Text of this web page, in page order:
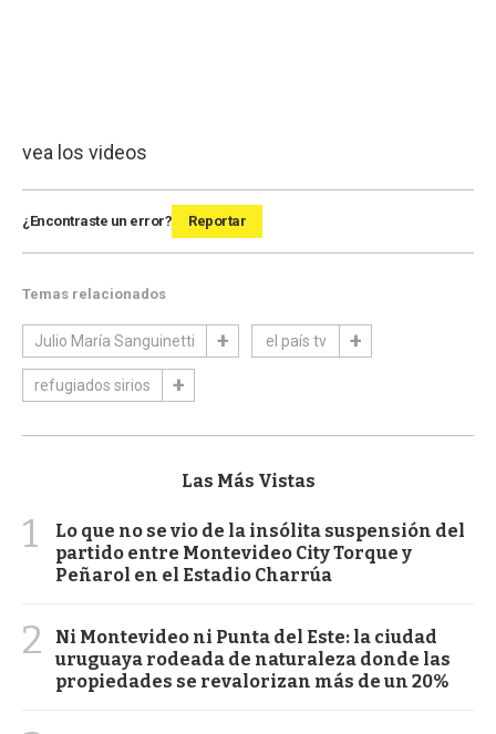
vea los videos
¿Encontraste un error? Reportar
Temas relacionados
Julio María Sanguinetti el país tv
refugiados sirios
Las Más Vistas
1
Lo que no se vio de la insólita suspensión del
partido entre Montevideo City Torque y
Peñarol en el Estadio Charrúa
2
Ni Montevideo ni Punta del Este: la ciudad
uruguaya rodeada de naturaleza donde las
propiedades se revalorizan más de un 20%